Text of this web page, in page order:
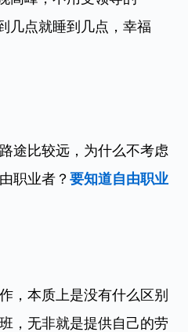
几点就睡到几点，幸福
途比较远，为什么不考虑
职业者？要知道自由职业
，本质上是没有什么区别
，无非就是提供自己的劳